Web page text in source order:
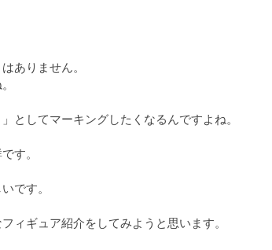
ありません。
としてマーキングしたくなるんですよね。
す。
です。